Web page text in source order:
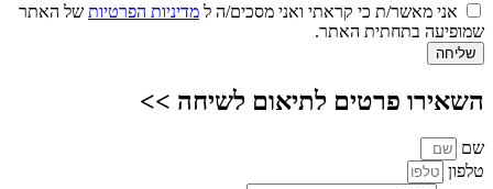
אני מאשר/ת כי קראתי ואני מסכים/ה ל מדיניות הפרטיות של האתר
שמופיעה בתחתית האתר.
שליחה
השאירו פרטים לתיאום לשיחה >>
שם
טלפון